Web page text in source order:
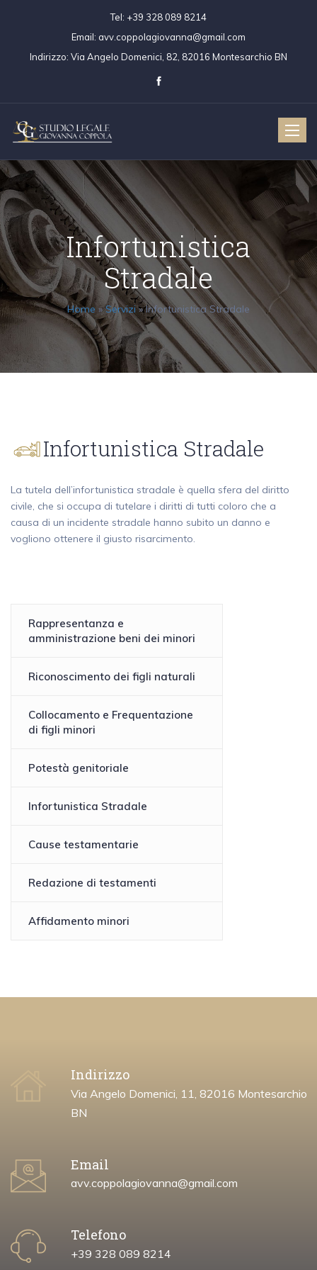
Tel: +39 328 089 8214
Email: avv.coppolagiovanna@gmail.com
Indirizzo: Via Angelo Domenici, 82, 82016 Montesarchio BN
Toggle
Infortunistica
Stradale
Home »Servizi»Infortunistica Stradale
Infortunistica Stradale
La tutela dell’infortunistica stradale è quella sfera del diritto
civile, che si occupa di tutelare i diritti di tutti coloro che a
causa di un incidente stradale hanno subito un danno e
vogliono ottenere il giusto risarcimento.
Rappresentanza e
amministrazione beni dei minori
Riconoscimento dei figli naturali
Collocamento e Frequentazione
di figli minori
Potestà genitoriale
Infortunistica Stradale
Cause testamentarie
Redazione di testamenti
Affidamento minori
Indirizzo
Via Angelo Domenici, 11, 82016 Montesarchio
BN
Email
avv.coppolagiovanna@gmail.com
Telefono
+39 328 089 8214